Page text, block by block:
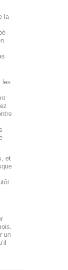
la
les
et
un